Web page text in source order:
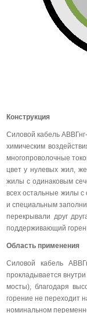
Конструкция
Силовой кабель
химическим
многопроволочные
цвет у нулевых жил,
жилы с одинаковым
всех остальные жилы с
и специальным
перекрывали друг
поддерживающий
Область применения
Силовой кабель
прокладывается
мосты), благодаря
горение не переходит
номинальном